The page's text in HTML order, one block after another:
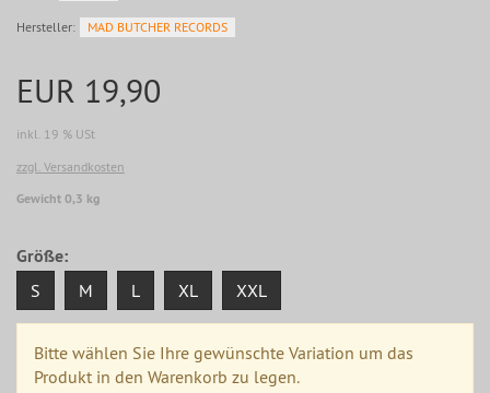
Hersteller: MAD BUTCHER RECORDS
EUR 19,90
inkl. 19 % USt
zzgl. Versandkosten
Gewicht 0,3 kg
Größe:
S M L XL XXL
Bitte wählen Sie Ihre gewünschte Variation um das
Produkt in den Warenkorb zu legen.